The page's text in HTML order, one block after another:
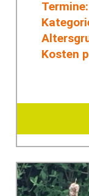
Termine:
Kosten